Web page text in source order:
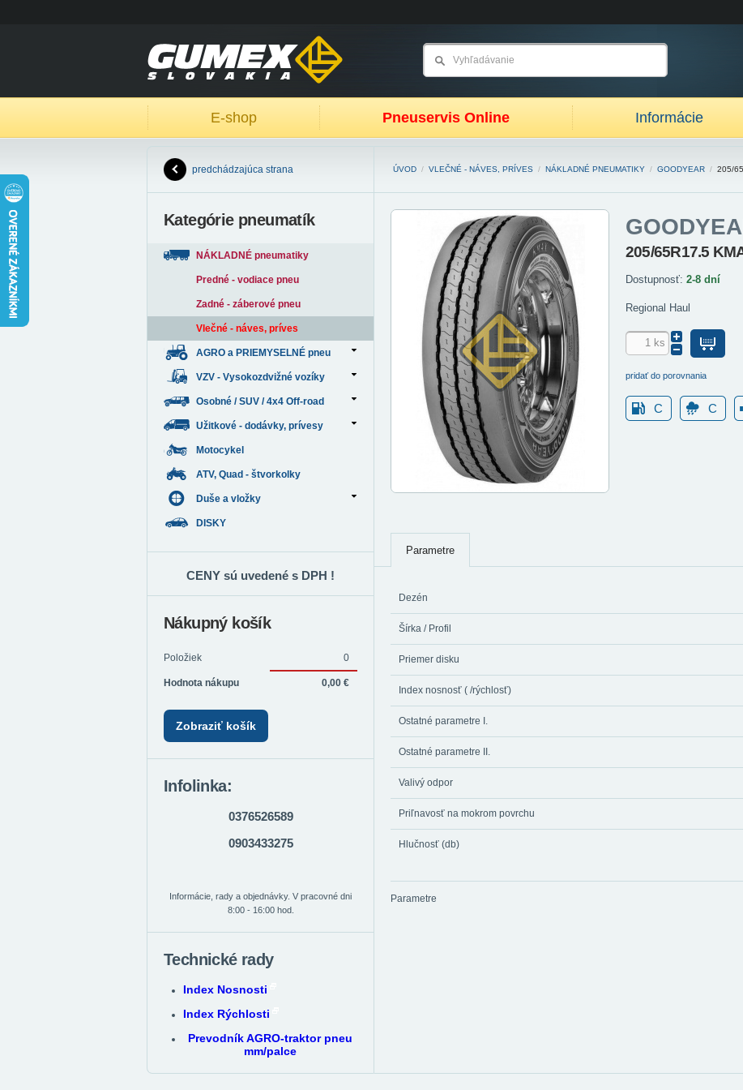
E-shop Pneuservis Online Informácie
ÚVOD / VLEČNÉ - NÁVES, PRÍVES / NÁKLADNÉ PNEUMATIKY / GOODYEAR / 205/
205/65R17.5
Dostupnosť: 2-8 dní
Regional Haul
pridať do porovnania
C C
Parametre
Dezén
Šírka / Profil
Priemer disku
Index nosnosť ( /rýchlosť)
Ostatné parametre I.
Ostatné parametre II.
Valivý odpor
Priľnavosť na mokrom povrchu
Hlučnosť (db)
Parametre
predchádzajúca strana
Kategórie pneumatík
NÁKLADNÉ pneumatiky
Predné - vodiace pneu
Zadné - záberové pneu
Vlečné - náves, príves
AGRO a PRIEMYSELNÉ pneu
VZV - Vysokozdvižné vozíky
Osobné / SUV / 4x4 Off-road
Užitkové - dodávky, prívesy
Motocykel
ATV, Quad - štvorkolky
Duše a vložky
DISKY
CENY sú uvedené s DPH !
Nákupný košík
Položiek 0
Hodnota nákupu 0,00 €
Zobraziť košík
Infolinka:
0376526589
0903433275
Informácie, rady a objednávky. V pracovné dni
8:00 - 16:00 hod.
Technické rady
Index Nosnosti
Index Rýchlosti
Prevodník AGRO-traktor pneu
mm/palce